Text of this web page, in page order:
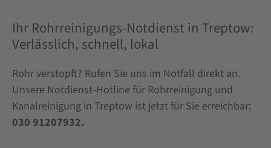
Ihr Rohrreinigungs-Notdienst in Treptow:
Verlässlich, schnell, lokal
Rohr verstopft? Rufen Sie uns im Notfall direkt an.
Unsere Notdienst-Hotline für Rohrreinigung und
Kanalreinigung in Treptow ist jetzt für Sie erreichbar:
030 91207932.